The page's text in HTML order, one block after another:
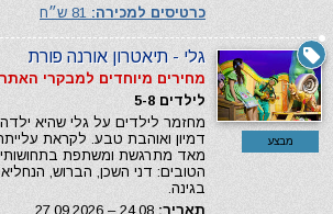
כרטיסים למכירה:
מבצע
גלי - תיאטרון אורנה פורת
מחירים מיוחדים למבקרי האתר
לילדים 5-8
מחזמר לילדים על גלי שהיא
דמיון ואוהבת טבע. לקראת
מאד מתרגשת ומשתפת
הטובים: דני השכן, הברוש,
בגינה.
תאריך: